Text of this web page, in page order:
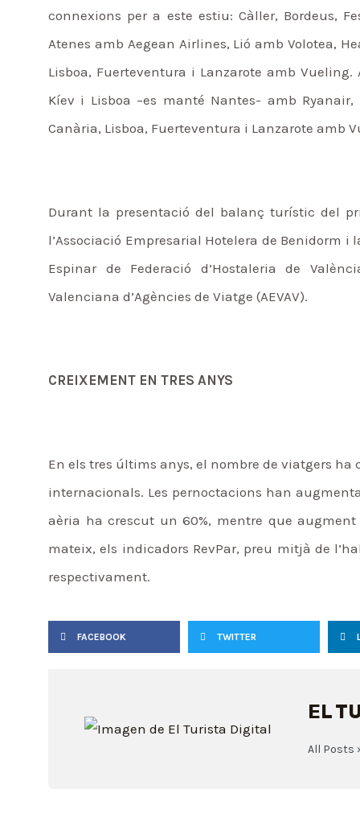
connexions per a este estiu: Càller, Bordeus,
Atenes amb Aegean Airlines, Lió amb Volotea,
Lisboa, Fuerteventura i Lanzarote amb
Kíev i Lisboa –es manté Nantes- amb
Canària, Lisboa, Fuerteventura i Lanzarote amb
Durant la presentació del balanç turístic del
l’Associació Empresarial Hotelera de Benidorm i
Espinar de Federació d’Hostaleria de
Valenciana d’Agències de Viatge (AEVAV).
CREIXEMENT EN TRES ANYS
En els tres últims anys, el nombre de viatgers ha
internacionals. Les pernoctacions han
aèria ha crescut un 60%, mentre que
mateix, els indicadors RevPar, preu mitjà de
respectivament.
FACEBOOK TWITTER
EL
All Posts